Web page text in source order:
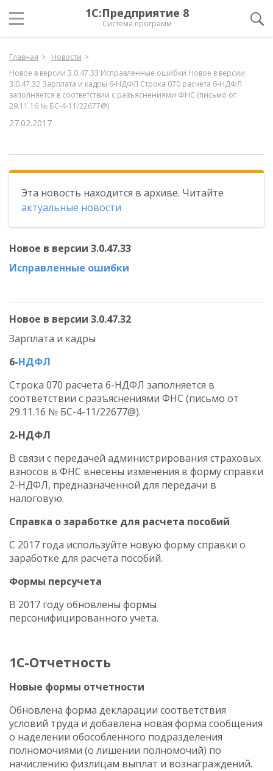
1С:Предприятие 8
Система программ
Главная
Новости
Новое в версии 3.0.47.33 Исправленные ошибки Новое в версии
3.0.47.32 Зарплата и кадры 6-НДФЛ Строка 070 расчета 6-НДФЛ
заполняется в соответствии с разъяснениями ФНС (письмо от
29.11.16 № БС-4-11/22677@)
27.02.2017
Эта новость находится в архиве. Читайте
актуальные новости
Новое в версии 3.0.47.33
Исправленные ошибки
Новое в версии 3.0.47.32
Зарплата и кадры
6-НДФЛ
Строка 070 расчета 6-НДФЛ заполняется в
соответствии с разъяснениями ФНС (письмо от
29.11.16 № БС-4-11/22677@).
2-НДФЛ
В связи с передачей администрирования страховых
взносов в ФНС внесены изменения в форму справки
2-НДФЛ, предназначенной для передачи в
налоговую.
Справка о заработке для расчета пособий
С 2017 года используйте новую форму справки о
заработке для расчета пособий.
Формы персучета
В 2017 году обновлены формы
персонифицированного учета.
1С-Отчетность
Новые формы отчетности
Обновлена форма декларации соответствия
условий труда и добавлена новая форма сообщения
о наделении обособленного подразделения
полномочиями (о лишении полномочий) по
начислению физлицам выплат и вознаграждений.